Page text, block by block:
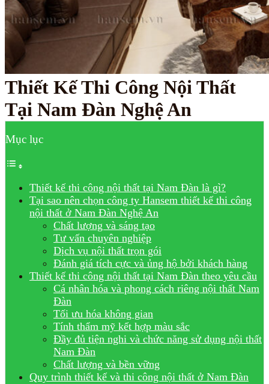
Thiết Kế Thi Công Nội Thất
Tại Nam Đàn Nghệ An
Mục lục
Thiết kế thi công nội thất tại Nam Đàn là gì?
Tại sao nên chọn công ty Hansem thiết kế thi công
nội thất ở Nam Đàn Nghệ An
Chất lượng và sáng tạo
Tư vấn chuyên nghiệp
Dịch vụ nội thất trọn gói
Đánh giá tích cực và ủng hộ bởi khách hàng
Thiết kế thi công nội thất tại Nam Đàn theo yêu cầu
Cá nhân hóa và phong cách riêng nội thất Nam
Đàn
Tối ưu hóa không gian
Tính thẩm mỹ kết hợp màu sắc
Đầy đủ tiện nghi và chức năng sử dụng nội thất
Nam Đàn
Chất lượng và bền vững
Quy trình thiết kế và thi công nội thất ở Nam Đàn